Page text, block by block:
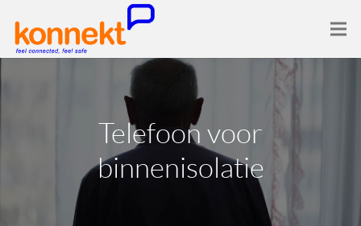
Telefoon voor
binnenisolatie